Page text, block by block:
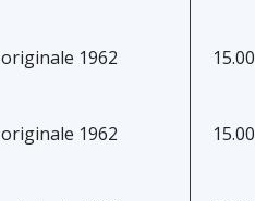
1962
1962
15.00
15.00